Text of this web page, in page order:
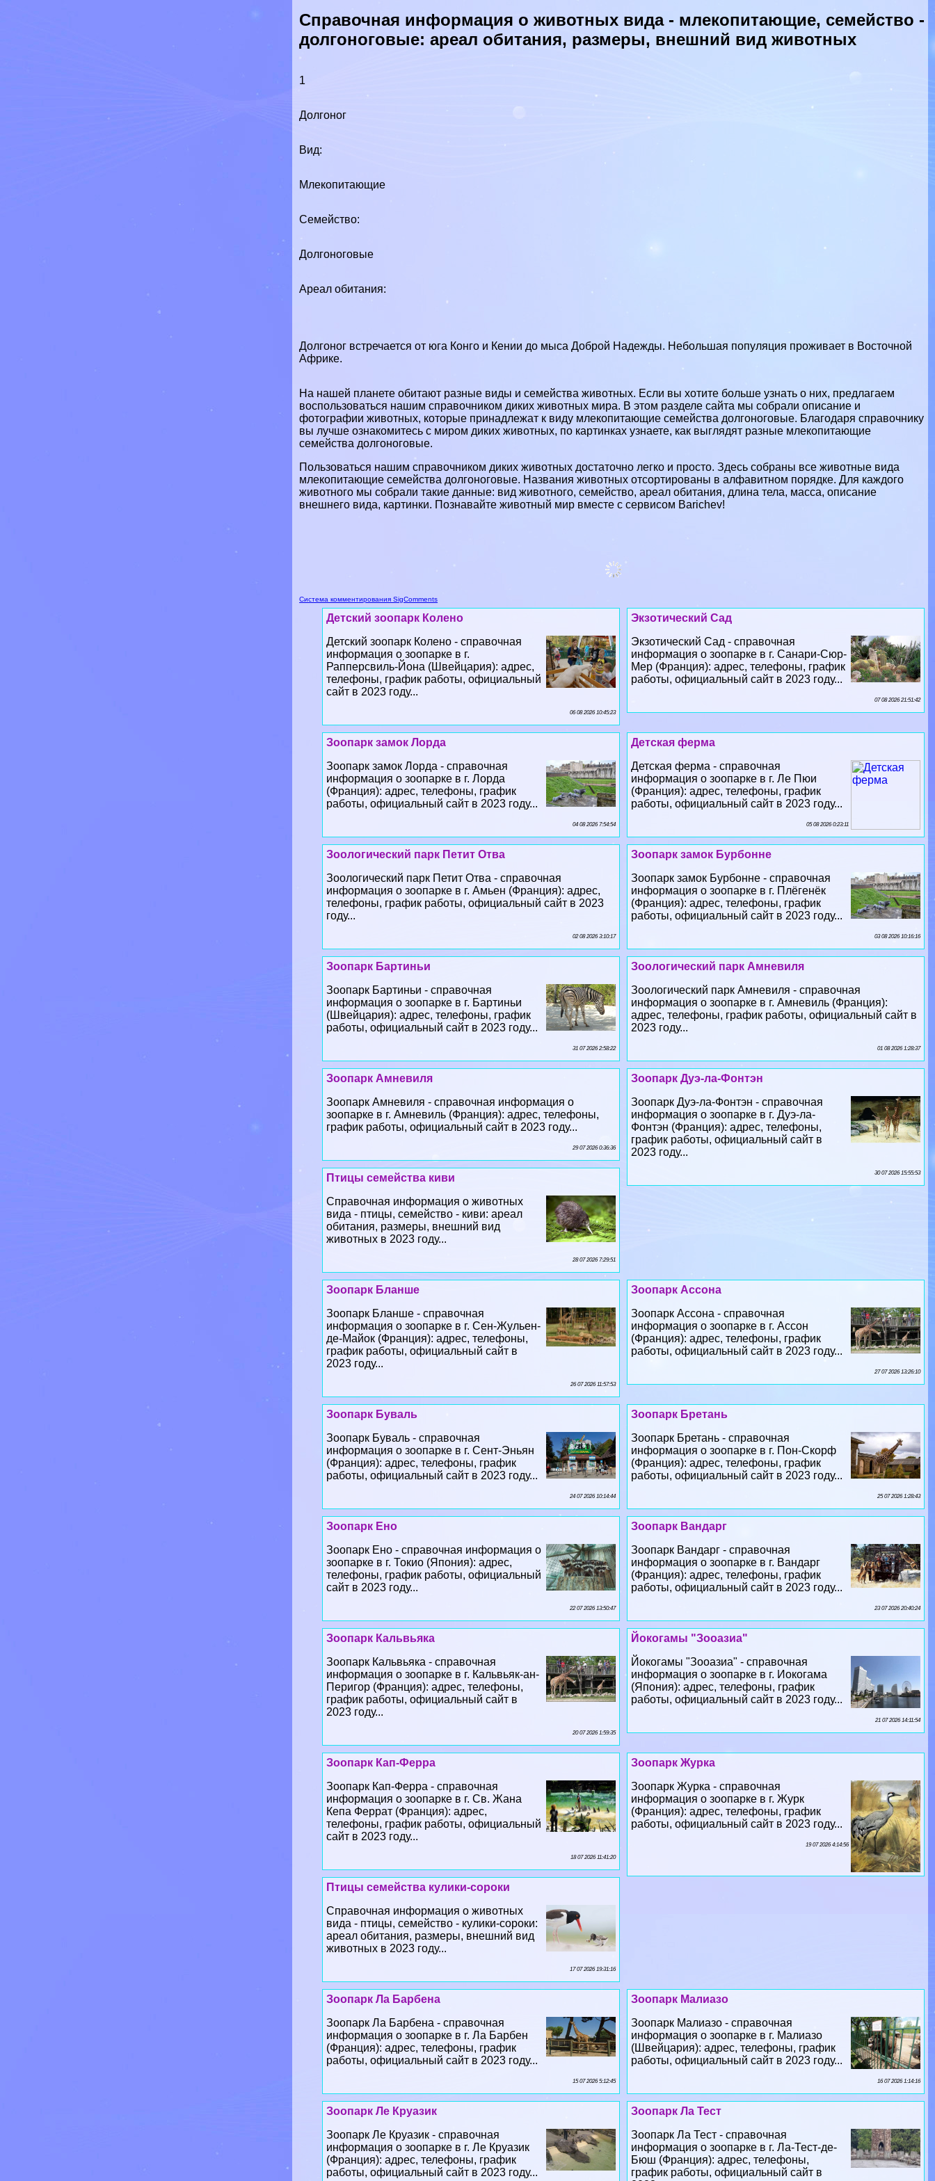
Справочная информация о животных вида - млекопитающие, семейство -
долгоноговые: ареал обитания, размеры, внешний вид животных
1
Долгоног
Вид:
Млекопитающие
Семейство:
Долгоноговые
Ареал обитания:
Долгоног встречается от юга Конго и Кении до мыса Доброй Надежды. Небольшая популяция проживает в Восточной
Африке.
На нашей планете обитают разные виды и семейства животных. Если вы хотите больше узнать о них, предлагаем
воспользоваться нашим справочником диких животных мира. В этом разделе сайта мы собрали описание и
фотографии животных, которые принадлежат к виду млекопитающие семейства долгоноговые. Благодаря справочнику
вы лучше ознакомитесь с миром диких животных, по картинках узнаете, как выглядят разные млекопитающие
семейства долгоноговые.
Пользоваться нашим справочником диких животных достаточно легко и просто. Здесь собраны все животные вида
млекопитающие семейства долгоноговые. Названия животных отсортированы в алфавитном порядке. Для каждого
животного мы собрали такие данные: вид животного, семейство, ареал обитания, длина тела, масса, описание
внешнего вида, картинки. Познавайте животный мир вместе с сервисом Barichev!
информация о зоопарке в г. Санари-Сюр-
Мер (Франция): адрес, телефоны, график
работы, официальный сайт в 2023 году...
07 08 2026 21:51:42
Детский зоопарк Колено - справочная
информация о зоопарке в г.
Рапперсвиль-Йона (Швейцария): адрес,
телефоны, график работы, официальный
сайт в 2023 году...
06 08 2026 10:45:23
информация о зоопарке в г. Ле Пюи
(Франция): адрес, телефоны, график
работы, официальный сайт в 2023 году...
05 08 2026 0:23:11
Зоопарк замок Лорда
информация о зоопарке в г. Лорда
(Франция): адрес, телефоны, график
работы, официальный сайт в 2023 году...
04 08 2026 7:54:54
Зоопарк замок Бурбонне
информация о зоопарке в г. Плёгенёк
(Франция): адрес, телефоны, график
работы, официальный сайт в 2023 году...
03 08 2026 10:16:16
Зоологический парк Петит Отва
информация о зоопарке в г. Амьен (Франция): адрес,
телефоны, график работы, официальный сайт в 2023
году...
02 08 2026 3:10:17
Зоологический парк Амневиля
информация о зоопарке в г. Амневиль (Франция):
адрес, телефоны, график работы, официальный сайт в
2023 году...
01 08 2026 1:28:37
Зоопарк Бартиньи
информация о зоопарке в г. Бартиньи
(Швейцария): адрес, телефоны, график
работы, официальный сайт в 2023 году...
31 07 2026 2:58:22
Зоопарк Дуэ-ла-Фонтэн
информация о зоопарке в г. Дуэ-ла-
Фонтэн (Франция): адрес, телефоны,
график работы, официальный сайт в
2023 году...
30 07 2026 15:55:53
Зоопарк Амневиля
зоопарке в г. Амневиль (Франция): адрес, телефоны,
график работы, официальный сайт в 2023 году...
29 07 2026 0:36:36
Птицы семейства киви
вида - птицы, семейство - киви: ареал
обитания, размеры, внешний вид
животных в 2023 году...
28 07 2026 7:29:51
информация о зоопарке в г. Ассон
(Франция): адрес, телефоны, график
работы, официальный сайт в 2023 году...
27 07 2026 13:26:10
Зоопарк Бланше
информация о зоопарке в г. Сен-Жульен-
де-Майок (Франция): адрес, телефоны,
график работы, официальный сайт в
2023 году...
26 07 2026 11:57:53
информация о зоопарке в г. Пон-Скорф
(Франция): адрес, телефоны, график
работы, официальный сайт в 2023 году...
25 07 2026 1:28:43
Зоопарк Буваль
информация о зоопарке в г. Сент-Эньян
(Франция): адрес, телефоны, график
работы, официальный сайт в 2023 году...
24 07 2026 10:14:44
Зоопарк Вандарг
информация о зоопарке в г. Вандарг
(Франция): адрес, телефоны, график
работы, официальный сайт в 2023 году...
23 07 2026 20:40:24
Зоопарк Ено
зоопарке в г. Токио (Япония): адрес,
телефоны, график работы, официальный
сайт в 2023 году...
22 07 2026 13:50:47
Йокогамы "Зооазиа"
информация о зоопарке в г. Иокогама
(Япония): адрес, телефоны, график
работы, официальный сайт в 2023 году...
Зоопарк Кальвьяка
информация о зоопарке в г. Кальвьяк-ан-
Перигор (Франция): адрес, телефоны,
график работы, официальный сайт в
2023 году...
20 07 2026 1:59:35
информация о зоопарке в г. Журк
(Франция): адрес, телефоны, график
работы, официальный сайт в 2023 году...
Зоопарк Кап-Ферра
информация о зоопарке в г. Св. Жана
Кепа Феррат (Франция): адрес,
телефоны, график работы, официальный
сайт в 2023 году...
18 07 2026 11:41:20
Птицы семейства кулики-сороки
вида - птицы, семейство - кулики-сороки:
ареал обитания, размеры, внешний вид
животных в 2023 году...
17 07 2026 19:31:16
информация о зоопарке в г. Малиазо
(Швейцария): адрес, телефоны, график
работы, официальный сайт в 2023 году...
16 07 2026 1:14:16
Зоопарк Ла Барбена
информация о зоопарке в г. Ла Барбен
(Франция): адрес, телефоны, график
работы, официальный сайт в 2023 году...
15 07 2026 5:12:45
Зоопарк Ла Тест
информация о зоопарке в г. Ла-Тест-де-
Бюш (Франция): адрес, телефоны,
график работы, официальный сайт в
2023 году...
14 07 2026 7:27:54
Зоопарк Ле Круазик
информация о зоопарке в г. Ле Круазик
(Франция): адрес, телефоны, график
работы, официальный сайт в 2023 году...
13 07 2026 23:24:48